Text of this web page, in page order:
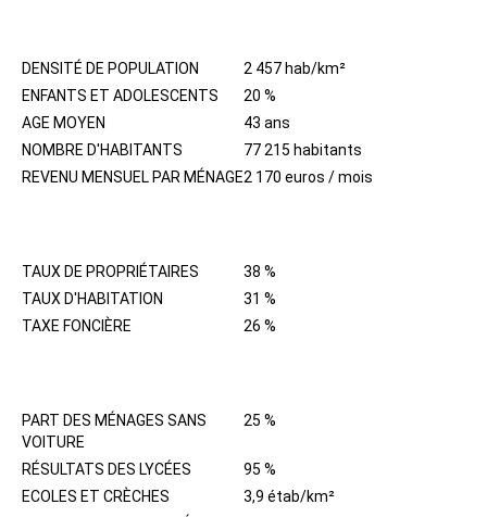
DENSITÉ DE POPULATION
2 457 hab/km²
ENFANTS ET ADOLESCENTS
20 %
AGE MOYEN
43 ans
NOMBRE D'HABITANTS
77 215 habitants
REVENU MENSUEL PAR MÉNAGE2 170 euros / mois
TAUX DE PROPRIÉTAIRES
38 %
TAUX D'HABITATION
31 %
TAXE FONCIÈRE
26 %
PART DES MÉNAGES SANS
VOITURE
25 %
RÉSULTATS DES LYCÉES
95 %
ECOLES ET CRÈCHES
3,9 étab/km²